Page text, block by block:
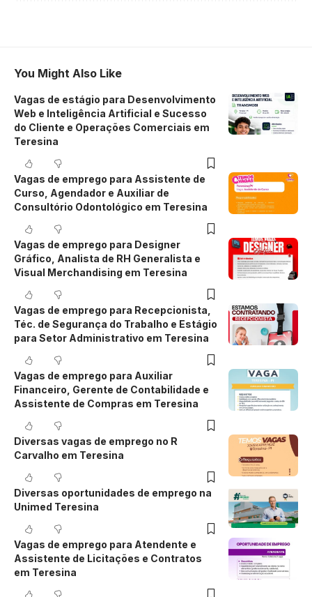
You Might Also Like
Vagas de estágio para Desenvolvimento
Web e Inteligência Artificial e Sucesso
do Cliente e Operações Comerciais em
Teresina
Vagas de emprego para Assistente de
Curso, Agendador e Auxiliar de
Consultório Odontológico em Teresina
Vagas de emprego para Designer
Gráfico, Analista de RH Generalista e
Visual Merchandising em Teresina
Vagas de emprego para Recepcionista,
Téc. de Segurança do Trabalho e Estágio
para Setor Administrativo em Teresina
Vagas de emprego para Auxiliar
Financeiro, Gerente de Contabilidade e
Assistente de Compras em Teresina
Diversas vagas de emprego no R
Carvalho em Teresina
Diversas oportunidades de emprego na
Unimed Teresina
Vagas de emprego para Atendente e
Assistente de Licitações e Contratos
em Teresina